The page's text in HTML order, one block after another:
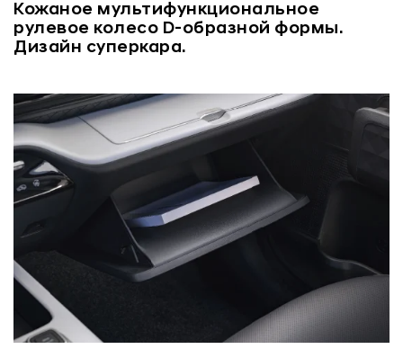
Кожаное мультифункциональное
рулевое колесо D-образной формы.
Дизайн суперкара.